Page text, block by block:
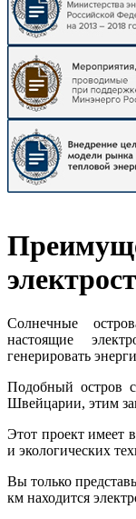
Солнечные
настоящие
генерировать
Подобный остров
Швейцарии, этим
Этот проект имеет
и экологических
Вы только
км находится